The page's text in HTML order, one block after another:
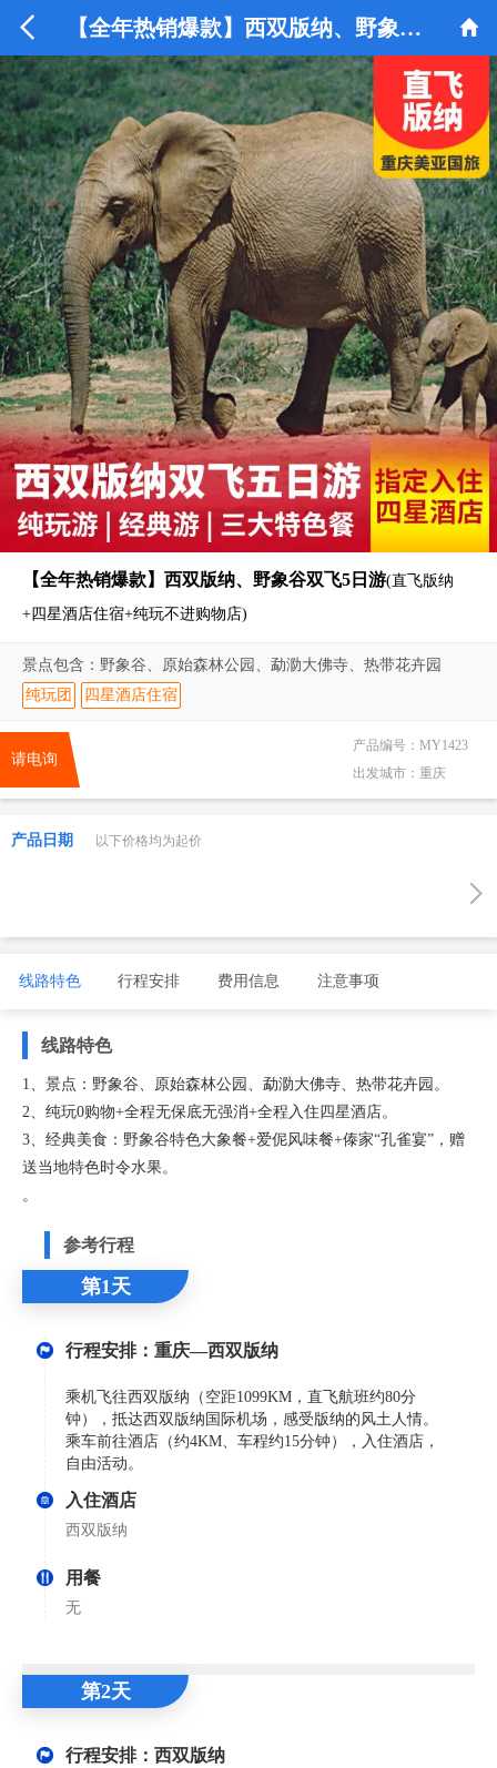
 【全年热销爆款】西双版纳、野象谷双飞5日游 
【全年热销爆款】西双版纳、野象谷双飞5日游(直飞版纳
+四星酒店住宿+纯玩不进购物店)
景点包含：野象谷、原始森林公园、勐泐大佛寺、热带花卉园
纯玩团
四星酒店住宿
产品编号： MY1423
出发城市： 重庆
请电询
产品日期 以下价格均为起价
线路特色 行程安排 费用信息 注意事项
线路特色
1、景点：野象谷、原始森林公园、勐泐大佛寺、热带花卉园。
2、纯玩0购物+全程无保底无强消+全程入住四星酒店。
3、经典美食：野象谷特色大象餐+爱伲风味餐+傣家“孔雀宴”，赠
送当地特色时令水果。
。
参考行程
第1天
行程安排：重庆—西双版纳
乘机飞往西双版纳（空距1099KM，直飞航班约80分
钟），抵达西双版纳国际机场，感受版纳的风土人情。
乘车前往酒店（约4KM、车程约15分钟），入住酒店，
自由活动。
入住酒店
西双版纳
用餐
无
第2天
行程安排：西双版纳